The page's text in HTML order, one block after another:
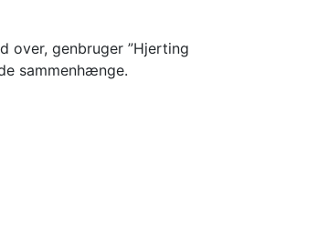
over, genbruger ”Hjerting
sammenhænge.